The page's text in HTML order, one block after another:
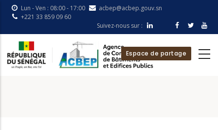
Skip
content
Lun - Ven : 08:00 - 17:00
acbep@acbep.gouv.sn
+221 33 859 09 60
Suivez-nous sur :
Espace de partage